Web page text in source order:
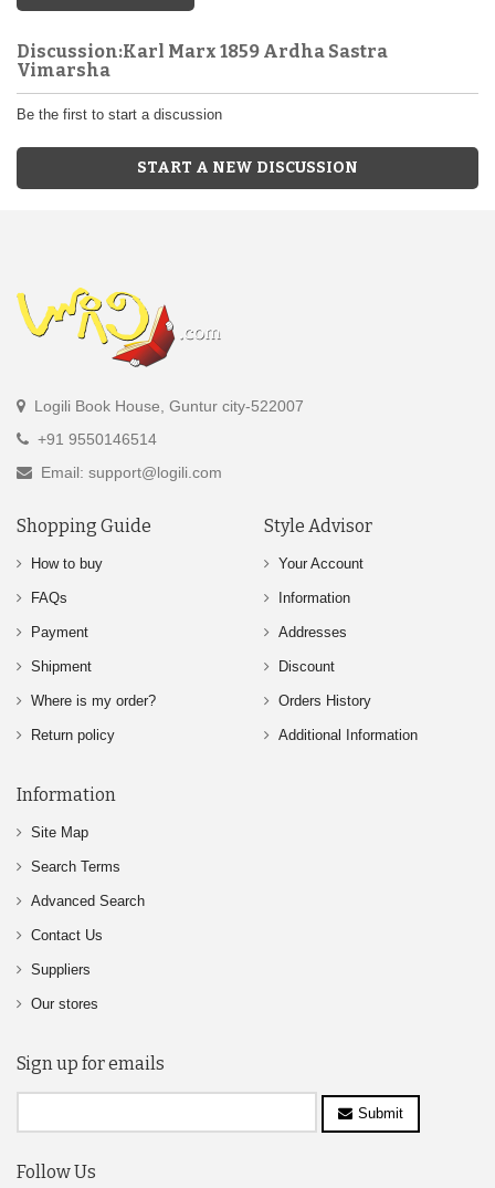
Discussion:Karl Marx 1859 Ardha Sastra
Vimarsha
Be the first to start a discussion
START A NEW DISCUSSION
Logili Book House, Guntur city-522007
+91 9550146514
Email: support@logili.com
Shopping Guide
How to buy
FAQs
Payment
Shipment
Where is my order?
Return policy
Style Advisor
Your Account
Information
Addresses
Discount
Orders History
Additional Information
Information
Site Map
Search Terms
Advanced Search
Contact Us
Suppliers
Our stores
Sign up for emails
Submit
Follow Us